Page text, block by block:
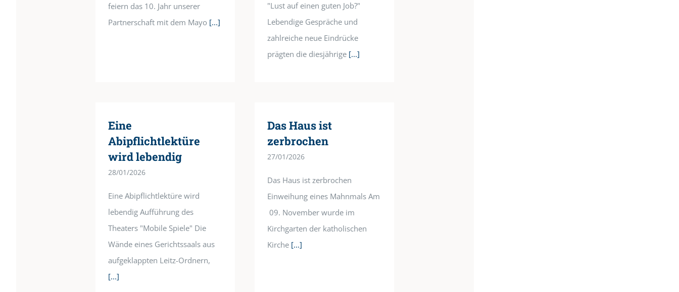
feiern das 10. Jahr unserer
Partnerschaft mit dem Mayo [...]
"Lust auf einen guten Job?"
Lebendige Gespräche und
zahlreiche neue Eindrücke
prägten die diesjährige[...]
Eine
Abipflichtlektüre
wird lebendig
28/01/2026
Eine Abipflichtlektüre wird
lebendig Aufführung des
Theaters "Mobile Spiele" Die
Wände eines Gerichtssaals aus
aufgeklappten Leitz-Ordnern,
[...]
Das Haus ist
zerbrochen
27/01/2026
Das Haus ist zerbrochen
Einweihung eines Mahnmals Am
09. November wurde im
Kirchgarten der katholischen
Kirche[...]